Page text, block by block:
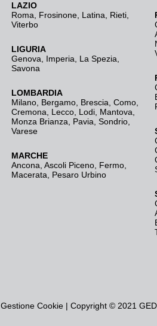
LAZIO
Roma
Frosinone Latina Rieti
Viterbo
LIGURIA
Genova
Imperia La Spezia
Savona
LOMBARDIA
Milano Bergamo Brescia, Como
Cremona
Lecco Lodi Mantova
Monza Brianza
Pavia Sondrio
Varese
MARCHE
Ancona Ascoli Piceno Fermo
Macerata
Pesaro Urbino
Gestione Cookie | Copyright © 2021